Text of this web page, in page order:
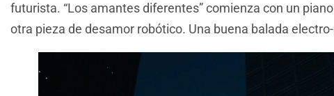
futurista. “Los amantes diferentes” comienza con un
otra pieza de desamor robótico. Una buena balada